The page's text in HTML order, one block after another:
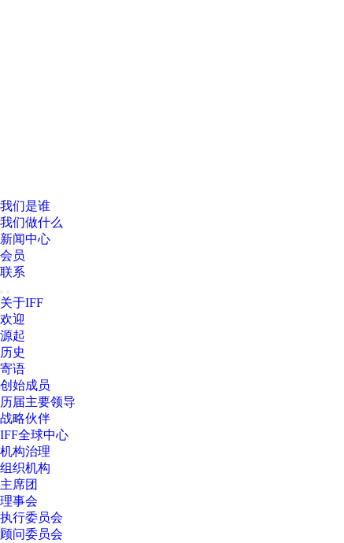
我们是谁
我们做什么
新闻中心
会员
联系
关于IFF
欢迎
源起
历史
寄语
创始成员
历届主要领导
战略伙伴
IFF全球中心
机构治理
组织机构
主席团
理事会
执行委员会
顾问委员会